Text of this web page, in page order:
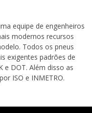
equipe de engenheiros
modernos recursos
Todos os pneus
exigentes padrões de
e DOT. Além disso as
ISO e INMETRO.